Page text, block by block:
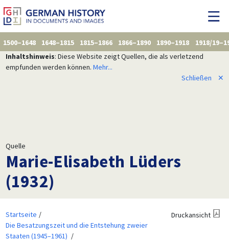
1500–1648 1648–1815 1815–1866 1866–1890 1890–1918
1918/
Inhaltshinweis: Diese Website zeigt Quellen, die als verletzend
empfunden werden können. Mehr...
Schließen
✕
Quelle
Marie-Elisabeth Lüders
(1932)
Startseite
Die Besatzungszeit und die Entstehung zweier
Staaten (1945–1961)
Druckansicht